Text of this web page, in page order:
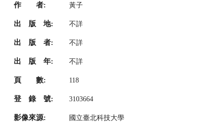
作 者: 黃子
出 版 地: 不詳
出 版 者: 不詳
出 版 年: 不詳
頁 數: 118
登 錄 號: 3103664
影像來源: 國立臺北科技大學